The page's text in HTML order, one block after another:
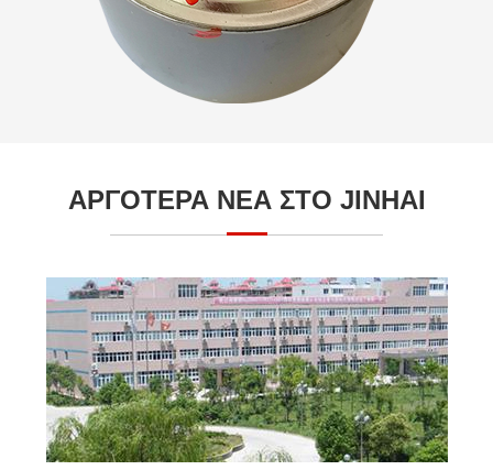
ΑΡΓΟΤΕΡΑ ΝΕΑ ΣΤΟ JINHAI